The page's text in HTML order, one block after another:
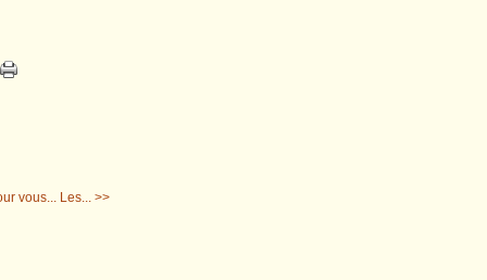
vous... Les... >>